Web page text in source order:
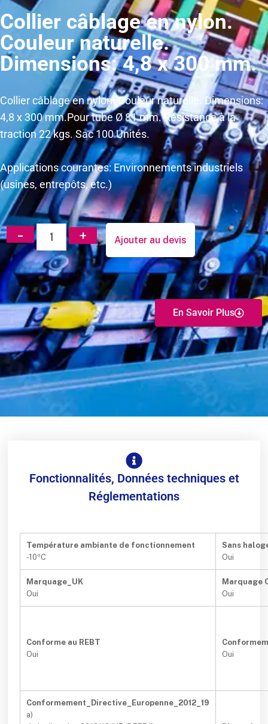
Collier câblage en nylon.
Couleur naturelle.
Dimensions: 4,8 x 300 mm.
Collier câblage en nylon. Couleur naturelle. Dimensions:
4,8 x 300 mm.Pour tube Ø 81 mm. Résistance à la
traction 22 kgs. Sac 100 Unités.
Applications courantes: Environnements industriels
(usines, entrepôts, etc.)
Ajouter au devis
En Savoir Plus
Fonctionnalités, Données techniques et
Réglementations
Température ambiante de fonctionnement
-10ºC
Sans
Oui
Marquage_UK
Oui
Marquage
Oui
Conforme au REBT
Oui
Oui
Conformement_Directive_Europenne_2012_19
a)